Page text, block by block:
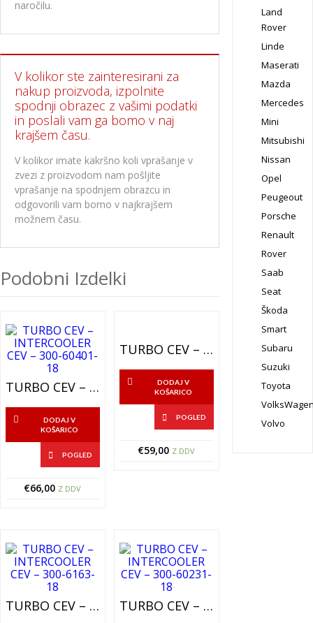
naročilu.
V kolikor ste zainteresirani za
nakup proizvoda, izpolnite
spodnji obrazec z vašimi podatki
in poslali vam ga bomo v naj
krajšem času.
V kolikor imate kakršno koli vprašanje v
zvezi z proizvodom nam pošljite
vprašanje na spodnjem obrazcu in
odgovorili vam bomo v najkrajšem
možnem času.
Podobni Izdelki
TURBO CEV – INTERCOOLER CEV – 300-60401-18
DODAJ V
KOŠARICO
POGLED
€66,00 Z DDV
TURBO CEV – INTERCOOLER CEV – 301-44316-20
DODAJ V
KOŠARICO
POGLED
€59,00 Z DDV
TURBO CEV – INTERCOOLER CEV – 300-6163-18 TURBO CEV – INTERCOOLER CEV – 300-60231-18
Land
Rover
Linde
Maserati
Mazda
Mercedes
Mini
Mitsubishi
Nissan
Opel
Peugeout
Porsche
Renault
Rover
Saab
Seat
Škoda
Smart
Subaru
Suzuki
Toyota
Volvo